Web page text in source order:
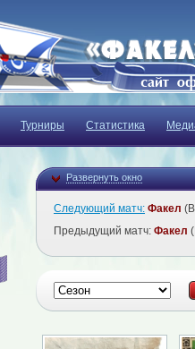
Турниры Статистика
Развернуть окно
Следующий матч: Факел
Предыдущий матч: Факел